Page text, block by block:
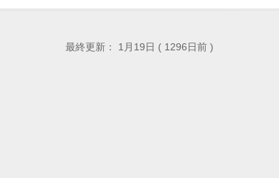
最終更新： 1月19日 ( 1296日前 )